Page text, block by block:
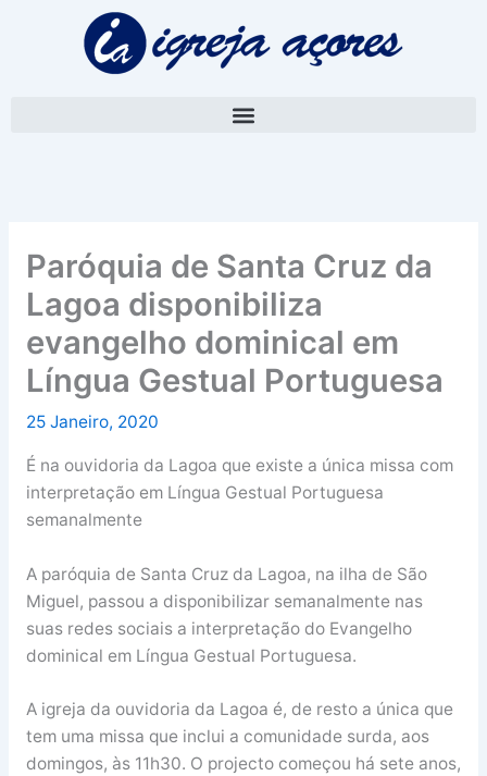
Paróquia de Santa Cruz da
Lagoa disponibiliza
evangelho dominical em
Língua Gestual Portuguesa
25 Janeiro, 2020
É na ouvidoria da Lagoa que existe a única missa com
interpretação em Língua Gestual Portuguesa
semanalmente
A paróquia de Santa Cruz da Lagoa, na ilha de São
Miguel, passou a disponibilizar semanalmente nas
suas redes sociais a interpretação do Evangelho
dominical em Língua Gestual Portuguesa.
A igreja da ouvidoria da Lagoa é, de resto a única que
tem uma missa que inclui a comunidade surda, aos
domingos, às 11h30. O projecto começou há sete anos,